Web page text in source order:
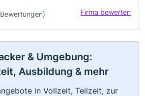
Firma bewerten
& Umgebung:
Ausbildung & mehr
in Vollzeit, Teilzeit, zur